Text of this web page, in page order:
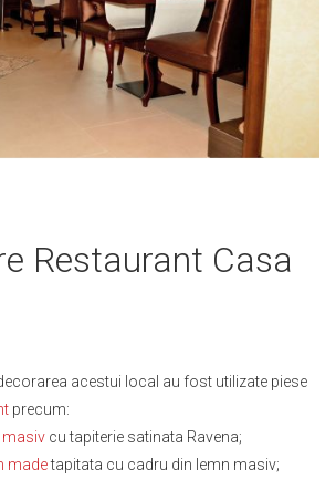
Restaurant Casa
acestui local au fost utilizate piese
precum:
masiv cu tapiterie satinata Ravena;
madetapitata cu cadru din lemn masiv;